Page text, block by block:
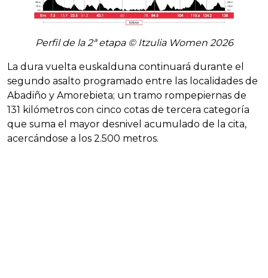
Perfil de la 2ª etapa © Itzulia Women 2026
La dura vuelta euskalduna continuará durante el
segundo asalto programado entre las localidades de
Abadiño y Amorebieta; un tramo rompepiernas de
131 kilómetros con cinco cotas de tercera categoría
que suma el mayor desnivel acumulado de la cita,
acercándose a los 2.500 metros.